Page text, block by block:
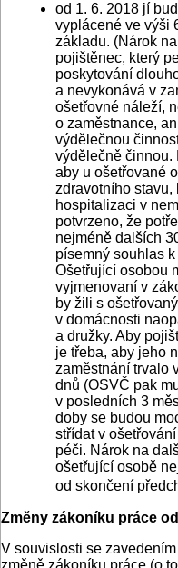
od 1. 6. 2018 jí
vyplácené ve výši
základu. (Nárok
pojištěnec, který
poskytování
a nevykonává v
ošetřovné náleží,
o zaměstnance,
výdělečnou
výdělečně činnou.
aby u ošetřované
zdravotního
hospitalizaci v
potvrzeno, že
nejméně dalších
písemný souhlas
Ošetřující osobou
vyjmenovaní v
by žili s
v domácnosti
a družky. Aby
je třeba, aby jeho
zaměstnání trvalo
dnů (OSVČ pak
v posledních 3
doby se budou
střídat v
péči. Nárok na
ošetřující osobě
od skončení
Změny zákoníku práce
V souvislosti se
změně zákoníku práce (o